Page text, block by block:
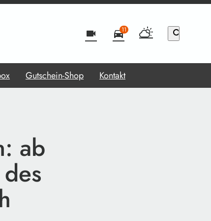
videocam directions_car11 search
Gutschein-Shop Kontakt
ab